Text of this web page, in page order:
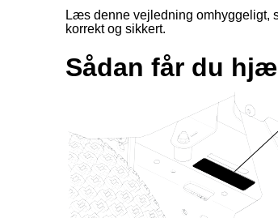
Læs denne vejledning omhyggeligt,
korrekt og sikkert.
Sådan får du